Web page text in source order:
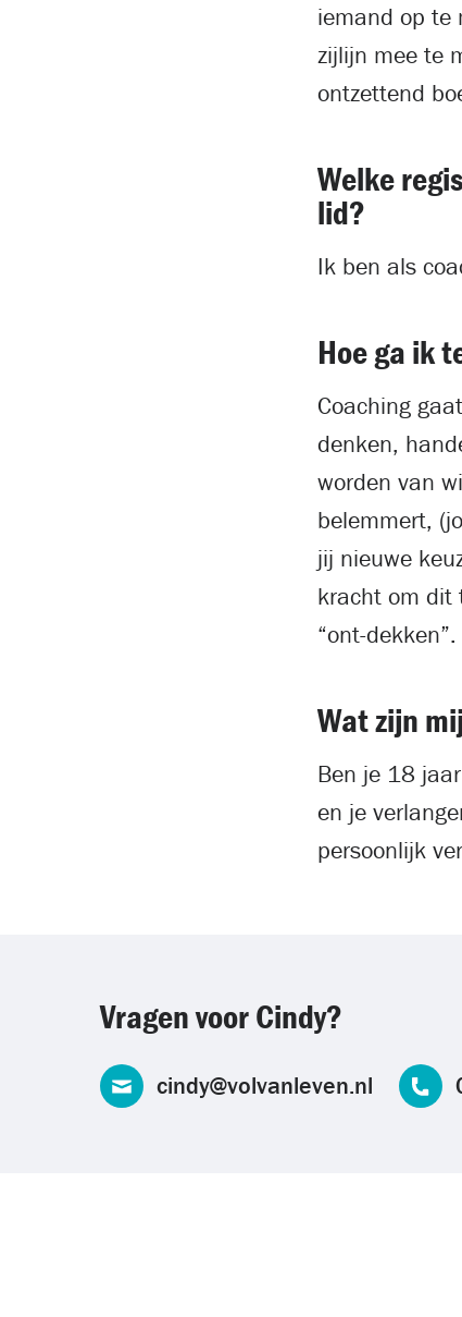
iemand op te
zijlijn mee te
ontzettend
Welke
lid?
Ik ben als
Hoe ga ik
Coaching
denken,
worden van
belemmert,
jij nieuwe
kracht om dit
“ont-dekken”.
Wat zijn
Ben je 18
en je
persoonlijk
Vragen voor Cindy?
cindy@volvanleven.nl